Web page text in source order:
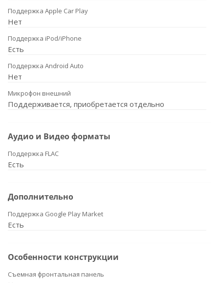
Поддержка Apple Car Play
Нет
Поддержка iPod/iPhone
Есть
Поддержка Android Auto
Нет
Микрофон внешний
Поддерживается, приобретается отдельно
Аудио и Видео форматы
Поддержка FLAC
Есть
Дополнительно
Поддержка Google Play Market
Есть
Особенности конструкции
Съемная фронтальная панель